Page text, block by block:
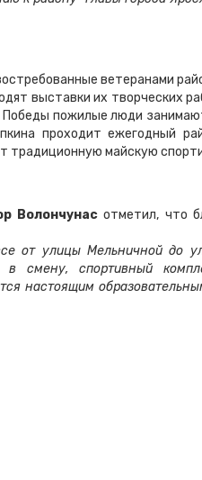
ветеранами
выставки их творческих
Победы пожилые люди
проходит ежегодный
традиционную майскую
Волончунасотметил, что
от улицы Мельничной до
смену, спортивный
настоящим